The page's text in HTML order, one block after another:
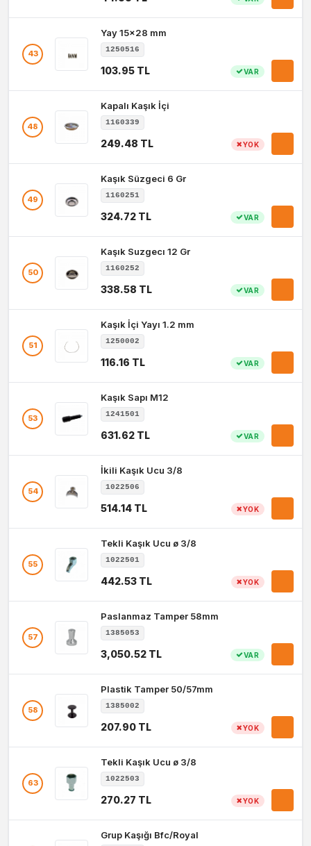
43
Yay 15x28 mm
1250516
103.95 TL VAR
48
Kapalı Kaşık İçi
1160339
249.48 TL YOK
49
Kaşık Süzgeci 6 Gr
1160251
324.72 TL VAR
50
Kaşık Suzgecı 12 Gr
1160252
338.58 TL VAR
51
Kaşık İçi Yayı 1.2 mm
1250002
116.16 TL VAR
53
Kaşık Sapı M12
1241501
631.62 TL VAR
54
İkili Kaşık Ucu 3/8
1022506
514.14 TL YOK
55
Tekli Kaşık Ucu ø 3/8
1022501
442.53 TL YOK
57
Paslanmaz Tamper 58mm
1385053
3,050.52 TL VAR
58
Plastik Tamper 50/57mm
1385002
207.90 TL YOK
63
Tekli Kaşık Ucu ø 3/8
1022503
270.27 TL YOK
Grup Kaşığı Bfc/Royal